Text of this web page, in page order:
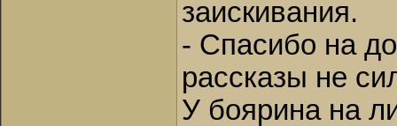
заискивания.
- Спасибо на
рассказы не
У боярина на